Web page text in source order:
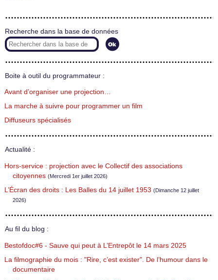
Recherche dans la base de données
Boite à outil du programmateur :
Avant d’organiser une projection…
La marche à suivre pour programmer un film
Diffuseurs spécialisés
Actualité :
Hors-service : projection avec le Collectif des associations
citoyennes (Mercredi 1er juillet 2026)
L’Écran des droits : Les Balles du 14 juillet 1953 (Dimanche 12 juillet
2026)
Au fil du blog :
Bestofdoc#6 - Sauve qui peut à L’Entrepôt le 14 mars 2025
La filmographie du mois : "Rire, c’est exister". De l’humour dans le
documentaire